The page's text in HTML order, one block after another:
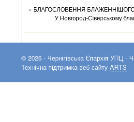
« БЛАГОСЛОВЕННЯ
У Новгород-Сіверському
© 2026 - Чернігівська Єпархія УПЦ -
Технічна підтримка веб сайту ARTS